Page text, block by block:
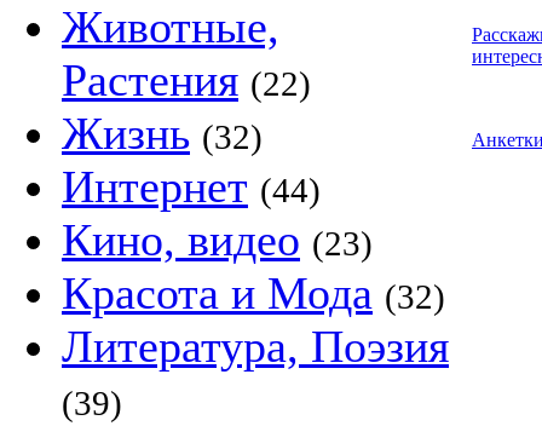
Животные,
Растения (22)
Жизнь (32)
Интернет (44)
Кино, видео (23)
Красота и Мода (32)
Литература, Поэзия
(39)